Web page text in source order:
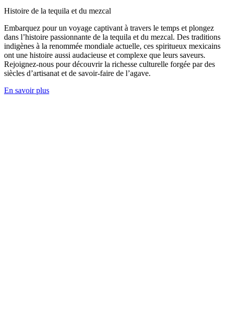
Histoire de la tequila et du mezcal
Embarquez pour un voyage captivant à travers le temps et plongez
dans l’histoire passionnante de la tequila et du mezcal. Des traditions
indigènes à la renommée mondiale actuelle, ces spiritueux mexicains
ont une histoire aussi audacieuse et complexe que leurs saveurs.
Rejoignez-nous pour découvrir la richesse culturelle forgée par des
siècles d’artisanat et de savoir-faire de l’agave.
En savoir plus